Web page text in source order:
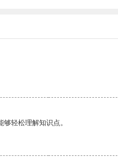
轻松理解知识点。